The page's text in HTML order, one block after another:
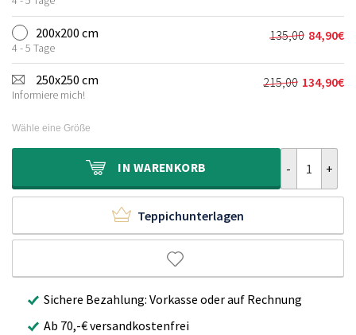
Preis
war:
90,00€
Preis
ist:
54,90€.
200x200 cm
4 - 5 Tage
135,00
Preis
war:
135,00€
84,90€
Aktueller
Preis
ist:
84,90€.
250x250 cm
Informiere mich!
215,00 134,90€
Aktueller
Wähle eine Größe
IN WARENKORB
Teppichunterlagen
Sichere Bezahlung: Vorkasse oder auf Rechnung
Ab 70,-€ versandkostenfrei